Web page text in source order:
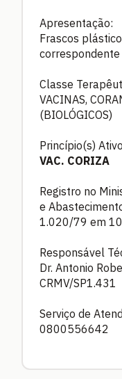
Apresentação:
Frascos
Classe
VACINAS,
(BIOLÓGICOS)
Princípio(s)
VAC. CORIZA
Registro no
e
1.020/79 em
Responsável
Dr. Antonio
CRMV/SP1.431
Serviço de
0800556642